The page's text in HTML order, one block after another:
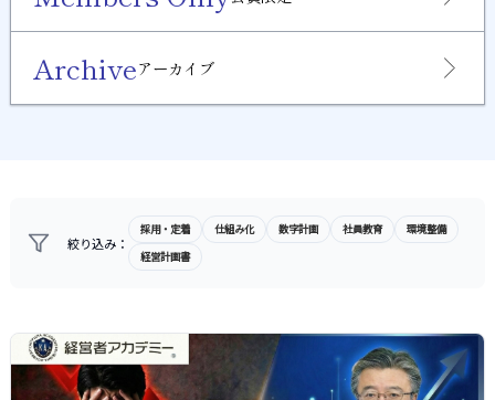
Archiveアーカイブ
絞り込み：
採用・定着 仕組み化 数字計画 社員教育
環境整備
経営計画書